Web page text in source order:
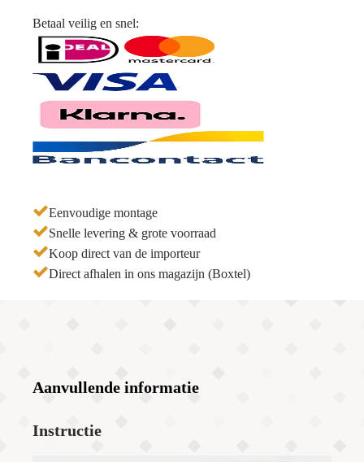
max.
3mm
aantal
Betaal veilig en snel:
Eenvoudige montage
Snelle levering & grote voorraad
Koop direct van de importeur
Direct afhalen in ons magazijn (Boxtel)
Aanvullende informatie
Instructie